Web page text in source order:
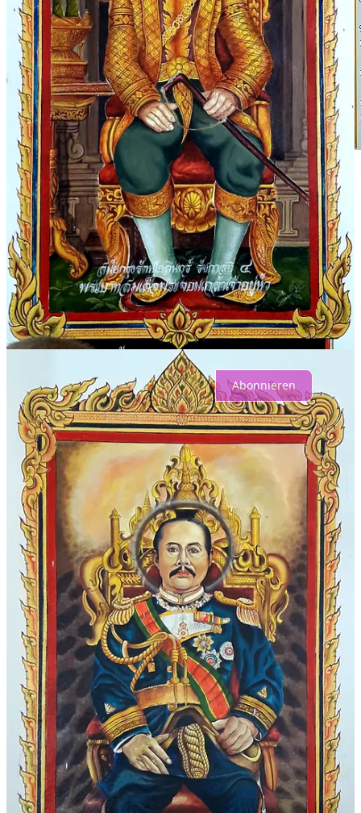
Teilen
Zurück
Weiter
Oben
Neueste
Keine Posts
Sind Sie bereit für mehr?
Abonnieren
© 2026 Protestant Congregation Association Pattaya·Datenschutz
Bedingungen∙Hinweis zur Erfassung
Starten Sie Ihre Substack
App herunterladen
Substack ist der Ort, an dem großartige Kultur ein Zuhause findet.